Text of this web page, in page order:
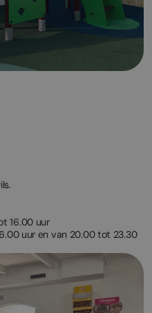
16.00 uur
uur en van 20.00 tot 23.30